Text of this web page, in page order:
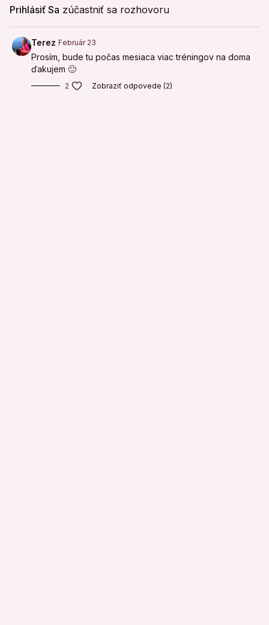
Prihlásiť Sa zúčastniť sa rozhovoru
Terez Február 23
Prosím, bude tu počas mesiaca viac tréningov na doma
ďakujem 🙂
2 Zobraziť odpovede (2)